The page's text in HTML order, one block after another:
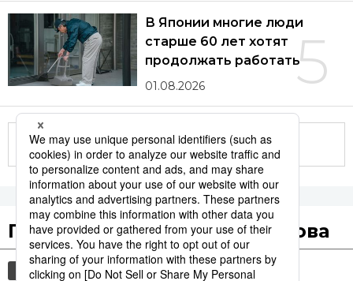
5
В Японии многие люди
старше 60 лет хотят
продолжать работать
01.08.2026
Другие статьи по теме
Популярные поисковые слова
общество культура история